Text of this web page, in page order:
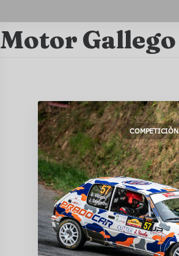
Motor Gallego
COMPETICIÓN